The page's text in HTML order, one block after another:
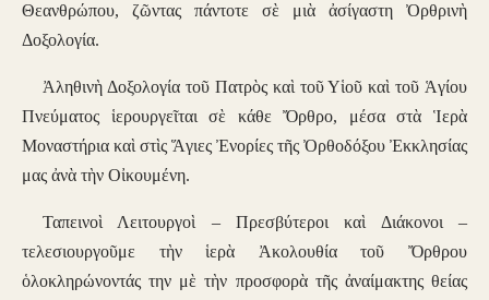
Θεανθρώπου, ζῶντας πάντοτε σὲ μιὰ ἀσίγαστη Ὀρθρινὴ
Δοξολογία.
Ἀληθινὴ Δοξολογία τοῦ Πατρὸς καὶ τοῦ Υἱοῦ καὶ τοῦ Ἁγίου
Πνεύματος ἱερουργεῖται σὲ κάθε Ὄρθρο, μέσα στὰ Ἱερὰ
Μοναστήρια καὶ στὶς Ἅγιες Ἐνορίες τῆς Ὀρθοδόξου Ἐκκλησίας
μας ἀνὰ τὴν Οἰκουμένη.
Ταπεινοὶ Λειτουργοὶ – Πρεσβύτεροι καὶ Διάκονοι –
τελεσιουργοῦμε τὴν ἱερὰ Ἀκολουθία τοῦ Ὄρθρου
ὁλοκληρώνοντάς την μὲ τὴν προσφορὰ τῆς ἀναίμακτης θείας